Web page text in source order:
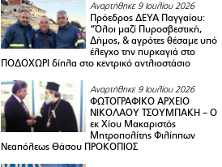
Αναρτήθηκε 9 Ιουλίου 2026
Πρόεδρος ΔΕΥΑ Παγγαίου:
“Όλοι μαζί Πυροσβεστική,
Δήμος, & αγρότες θέσαμε υπό
έλεγχο την πυρκαγιά στο
ΠΟΔΟΧΩΡΙ δίπλα στο κεντρικό αντλιοστάσιο
Αναρτήθηκε 9 Ιουλίου 2026
ΦΩΤΟΓΡΑΦΙΚΟ ΑΡΧΕΙΟ
ΝΙΚΟΛΑΟΥ ΤΣΟΥΜΠΑΚΗ – Ο
εκ Χίου Μακαριστός
Μητροπολίτης Φιλίππων
Νεαπόλεως Θάσου ΠΡΟΚΟΠΙΟΣ